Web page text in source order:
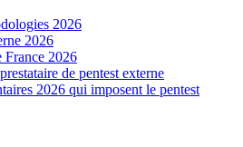
2026
2026
France 2026
de pentest externe
2026 qui imposent le pentest